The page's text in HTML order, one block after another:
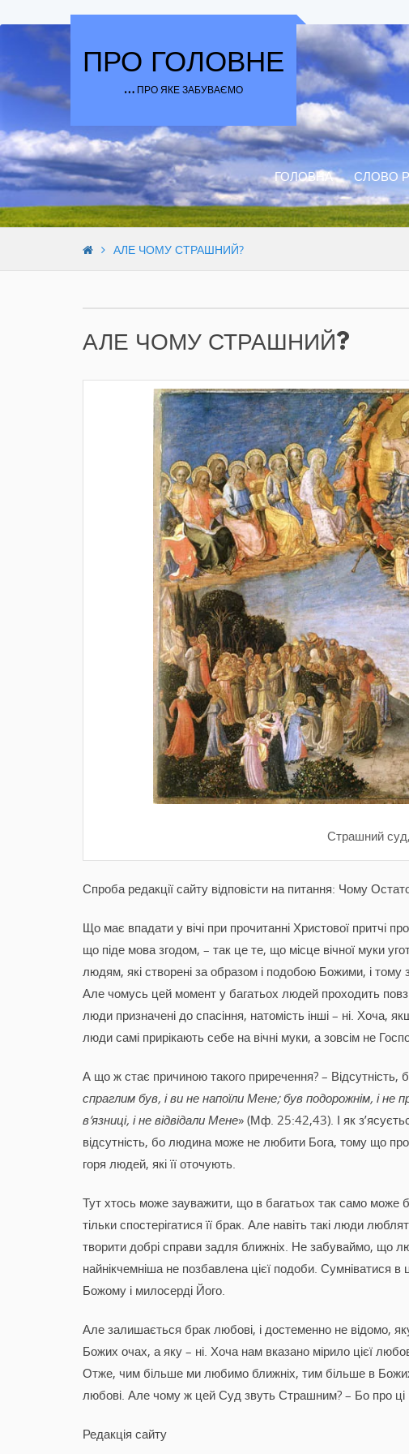
Skip to content
ПРО ГОЛОВНЕ
… ПРО ЯКЕ ЗАБУВАЄМО
ГОЛОВНА СЛОВО
АЛЕ ЧОМУ СТРАШНИЙ?
АЛЕ ЧОМУ СТРАШНИЙ?
Страшний
Спроба редакції сайту відповісти на питання: Чому
Що має впадати у вічі при прочитанні Христової притчі
що піде мова згодом, – так це те, що місце вічної муки
людям, які створені за образом і подобою Божими, і
Але чомусь цей момент у багатьох людей проходить
люди призначені до спасіння, натомість інші – ні. Хоча,
люди самі прирікають себе на вічні муки, а зовсім не
А що ж стає причиною такого приречення? – Відсутність,
спраглим був, і ви не напоїли Мене; був подорожнім, і
в’язниці, і не відвідали Мене» (Мф. 25:42,43). І як
відсутність, бо людина може не любити Бога, тому що
горя людей, які її оточують.
Тут хтось може зауважити, що в багатьох так само може
тільки спостерігатися її брак. Але навіть такі люди
творити добрі справи задля ближніх. Не забуваймо, що
найнікчемніша не позбавлена цієї подоби. Сумніватися в
Божому і милосерді Його.
Але залишається брак любові, і достеменно не відомо,
Божих очах, а яку – ні. Хоча нам вказано мірило цієї
Отже, чим більше ми любимо ближніх, тим більше в
любові. Але чому ж цей Суд звуть Страшним? – Бо про ці
Редакція сайту